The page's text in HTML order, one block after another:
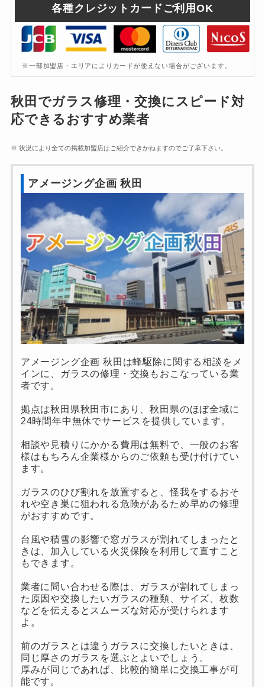
各種クレジットカードご利用OK
※一部加盟店・エリアによりカードが使えない場合がございます。
秋田でガラス修理・交換にスピード対
応できるおすすめ業者
※ 状況により全ての掲載加盟店はご紹介できかねますのでご了承下さい。
アメージング企画 秋田
アメージング企画 秋田は蜂駆除に関する相談をメ
インに、ガラスの修理・交換もおこなっている業
者です。
拠点は秋田県秋田市にあり、秋田県のほぼ全域に
24時間年中無休でサービスを提供しています。
相談や見積りにかかる費用は無料で、一般のお客
様はもちろん企業様からのご依頼も受け付けてい
ます。
ガラスのひび割れを放置すると、怪我をするおそ
れや空き巣に狙われる危険があるため早めの修理
がおすすめです。
台風や積雪の影響で窓ガラスが割れてしまったと
きは、加入している火災保険を利用して直すこと
もできます。
業者に問い合わせる際は、ガラスが割れてしまっ
た原因や交換したいガラスの種類、サイズ、枚数
などを伝えるとスムーズな対応が受けられます
よ。
前のガラスとは違うガラスに交換したいときは、
同じ厚さのガラスを選ぶとよいでしょう。
厚みが同じであれば、比較的簡単に交換工事が可
能です。